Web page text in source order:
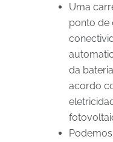
Uma
ponto de
da
acordo